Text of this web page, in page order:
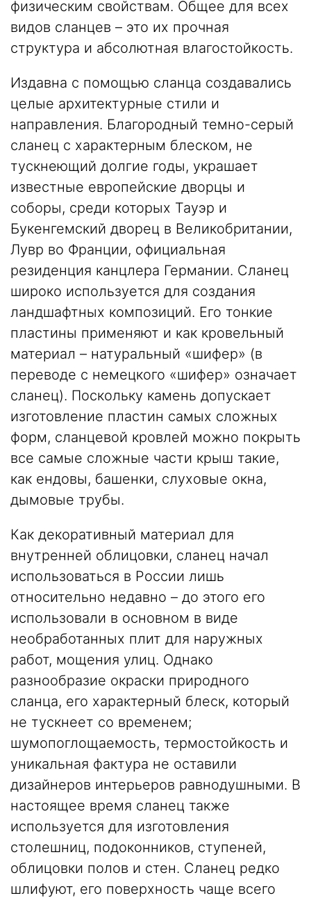
физическим свойствам. Общее для всех
видов сланцев – это их прочная
структура и абсолютная влагостойкость.
Издавна с помощью сланца создавались
целые архитектурные стили и
направления. Благородный темно-серый
сланец с характерным блеском, не
тускнеющий долгие годы, украшает
известные европейские дворцы и
соборы, среди которых Тауэр и
Букенгемский дворец в Великобритании,
Лувр во Франции, официальная
резиденция канцлера Германии. Сланец
широко используется для создания
ландшафтных композиций. Его тонкие
пластины применяют и как кровельный
материал – натуральный «шифер» (в
переводе с немецкого «шифер» означает
сланец). Поскольку камень допускает
изготовление пластин самых сложных
форм, сланцевой кровлей можно покрыть
все самые сложные части крыш такие,
как ендовы, башенки, слуховые окна,
дымовые трубы.
Как декоративный материал для
внутренней облицовки, сланец начал
использоваться в России лишь
относительно недавно – до этого его
использовали в основном в виде
необработанных плит для наружных
работ, мощения улиц. Однако
разнообразие окраски природного
сланца, его характерный блеск, который
не тускнеет со временем;
шумопоглощаемость, термостойкость и
уникальная фактура не оставили
дизайнеров интерьеров равнодушными. В
настоящее время сланец также
используется для изготовления
столешниц, подоконников, ступеней,
облицовки полов и стен. Сланец редко
шлифуют, его поверхность чаще всего